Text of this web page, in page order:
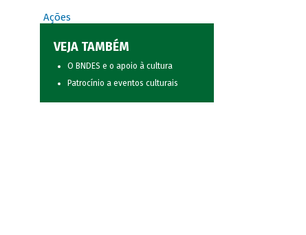
Ações
VEJA TAMBÉM
O BNDES e o apoio à cultura
Patrocínio a eventos culturais